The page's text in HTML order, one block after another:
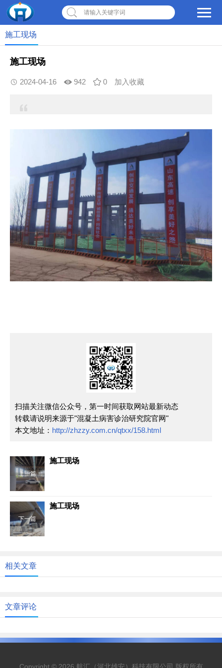
请输入关键字词
施工现场
施工现场
2024-04-16 942 0 加入收藏
扫描关注微信公众号，第一时间获取网站最新动态
转载请说明来源于"混凝土病害诊治研究院官网"
本文地址： http://zhzzy.com.cn/qtxx/158.html
上一篇
施工现场
下一篇
施工现场
相关文章
文章评论